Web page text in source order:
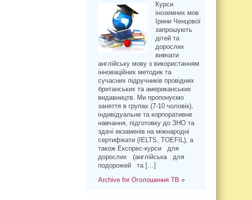
Курси
іноземних мов
Ірини Ченцової
запрошують
дітей та
дорослих
вивчати
англійську мову з використанням
інноваційних методик та
сучасних підручників провідних
британських та американських
видавництв. Ми пропонуємо
заняття в групах (7-10 чоловік),
індивідуальне та корпоративне
навчання, підготовку до ЗНО та
здачі екзаменів на міжнародні
сертифікати (IELTS, TOEFIL), а
також Експрес-курси для
дорослих (англійська для
подорожей та […]
Archive for Оголошення ТВ »